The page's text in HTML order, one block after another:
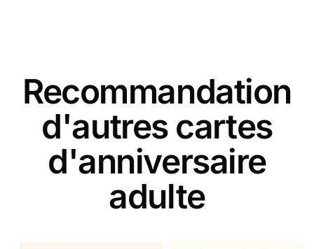
Recommandation
d'autres cartes
d'anniversaire
adulte